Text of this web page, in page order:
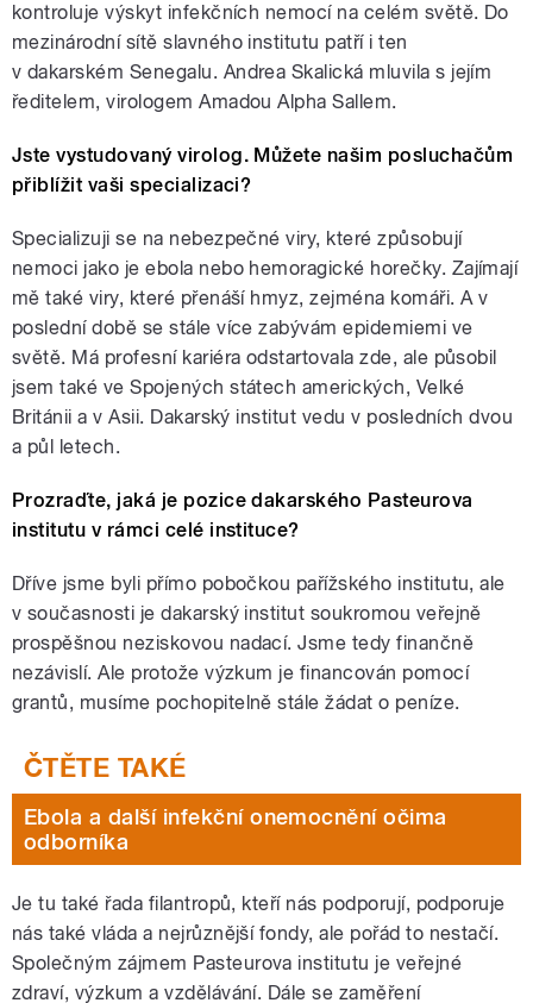
kontroluje výskyt infekčních nemocí na celém světě. Do
mezinárodní sítě slavného institutu patří i ten
v dakarském Senegalu. Andrea Skalická mluvila s jejím
ředitelem, virologem Amadou Alpha Sallem.
Jste vystudovaný virolog. Můžete našim posluchačům
přiblížit vaši specializaci?
Specializuji se na nebezpečné viry, které způsobují
nemoci jako je ebola nebo hemoragické horečky. Zajímají
mě také viry, které přenáší hmyz, zejména komáři. A v
poslední době se stále více zabývám epidemiemi ve
světě. Má profesní kariéra odstartovala zde, ale působil
jsem také ve Spojených státech amerických, Velké
Británii a v Asii. Dakarský institut vedu v posledních dvou
a půl letech.
Prozraďte, jaká je pozice dakarského Pasteurova
institutu v rámci celé instituce?
Dříve jsme byli přímo pobočkou pařížského institutu, ale
v současnosti je dakarský institut soukromou veřejně
prospěšnou neziskovou nadací. Jsme tedy finančně
nezávislí. Ale protože výzkum je financován pomocí
grantů, musíme pochopitelně stále žádat o peníze.
Ebola a další infekční onemocnění očima
odborníka
Je tu také řada filantropů, kteří nás podporují, podporuje
nás také vláda a nejrůznější fondy, ale pořád to nestačí.
Společným zájmem Pasteurova institutu je veřejné
zdraví, výzkum a vzdělávání. Dále se zaměření